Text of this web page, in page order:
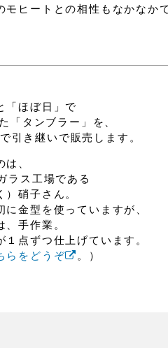
モヒートとの相性もなかなか
「ほぼ日」で
「タンブラー」を、
引き継いで販売します。
、
ラス工場である
硝子さん。
に金型を使っていますが、
、手作業。
１点ずつ仕上げています。
らをどうぞ 。）